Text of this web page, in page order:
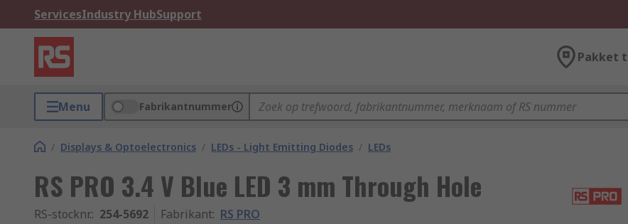
ServicesIndustry HubSupport
Pakket
Menu Fabrikantnummer
/ Displays & Optoelectronics / LEDs - Light Emitting Diodes / LEDs
RS PRO 3.4 V Blue LED 3 mm Through Hole
RS-stocknr.: 254-5692 Fabrikant: RS PRO